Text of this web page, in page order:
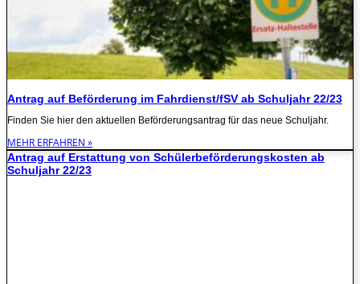
Antrag auf Beförderung im Fahrdienst/fSV ab Schuljahr 22/23
Finden Sie hier den aktuellen Beförderungsantrag für das neue Schuljahr.
MEHR ERFAHREN »
Antrag auf Erstattung von Schülerbeförderungskosten ab
Schuljahr 22/23